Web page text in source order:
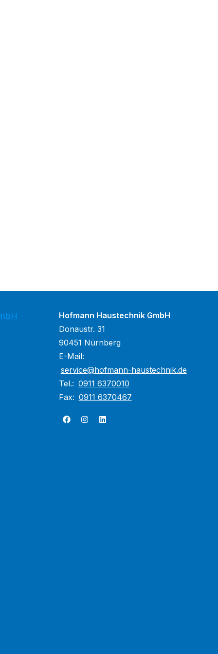
Hofmann Haustechnik GmbH
Donaustr. 31
90451 Nürnberg
E-Mail:
service@hofmann-haustechnik.de
Tel.: 0911 6370010
Fax: 0911 6370467